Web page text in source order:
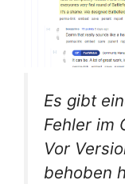
Es gibt
Fehler im
Vor
behoben